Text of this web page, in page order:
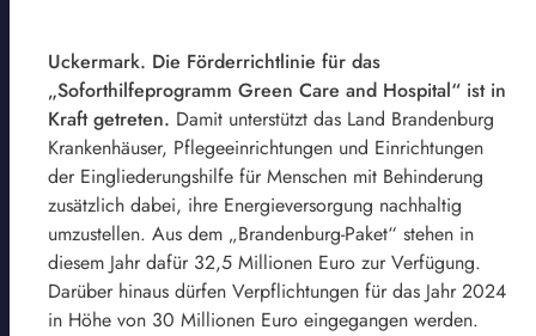
Uckermark. Die Förderrichtlinie für das
„Soforthilfeprogramm Green Care and Hospital“ ist in
Kraft getreten. Damit unterstützt das Land Brandenburg
Krankenhäuser, Pflegeeinrichtungen und Einrichtungen
der Eingliederungshilfe für Menschen mit Behinderung
zusätzlich dabei, ihre Energieversorgung nachhaltig
umzustellen. Aus dem „Brandenburg-Paket“ stehen in
diesem Jahr dafür 32,5 Millionen Euro zur Verfügung.
Darüber hinaus dürfen Verpflichtungen für das Jahr 2024
in Höhe von 30 Millionen Euro eingegangen werden.